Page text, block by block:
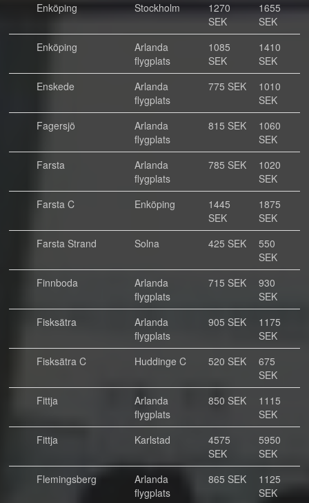
Enköping
Stockholm
1270
SEK
1655
SEK
Enköping
Arlanda
flygplats
1085
SEK
1410
SEK
Enskede
Arlanda
flygplats
775 SEK
1010
SEK
Fagersjö
Arlanda
flygplats
815 SEK
1060
SEK
Farsta
Arlanda
flygplats
785 SEK
1020
SEK
Farsta C
Enköping
1445
SEK
1875
SEK
Farsta Strand
Solna 425 SEK
550
SEK
Finnboda
Arlanda
flygplats
715 SEK
930
SEK
Fisksätra
Arlanda
flygplats
905 SEK
1175
SEK
Fisksätra C
Huddinge C 520 SEK
675
SEK
Fittja
Arlanda
flygplats
850 SEK
1115
SEK
Fittja
Karlstad
4575
SEK
5950
SEK
Flemingsberg
Arlanda
flygplats
865 SEK
1125
SEK